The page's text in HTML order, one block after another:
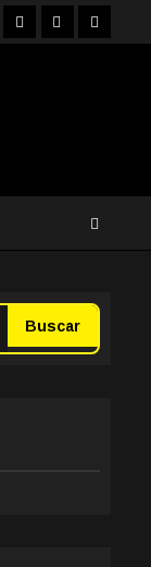
Instagram
YouTubeTwitter
Buscar